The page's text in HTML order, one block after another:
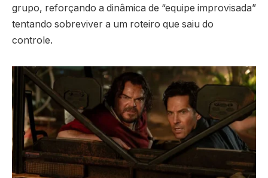
grupo, reforçando a dinâmica de “equipe improvisada”
tentando sobreviver a um roteiro que saiu do
controle.